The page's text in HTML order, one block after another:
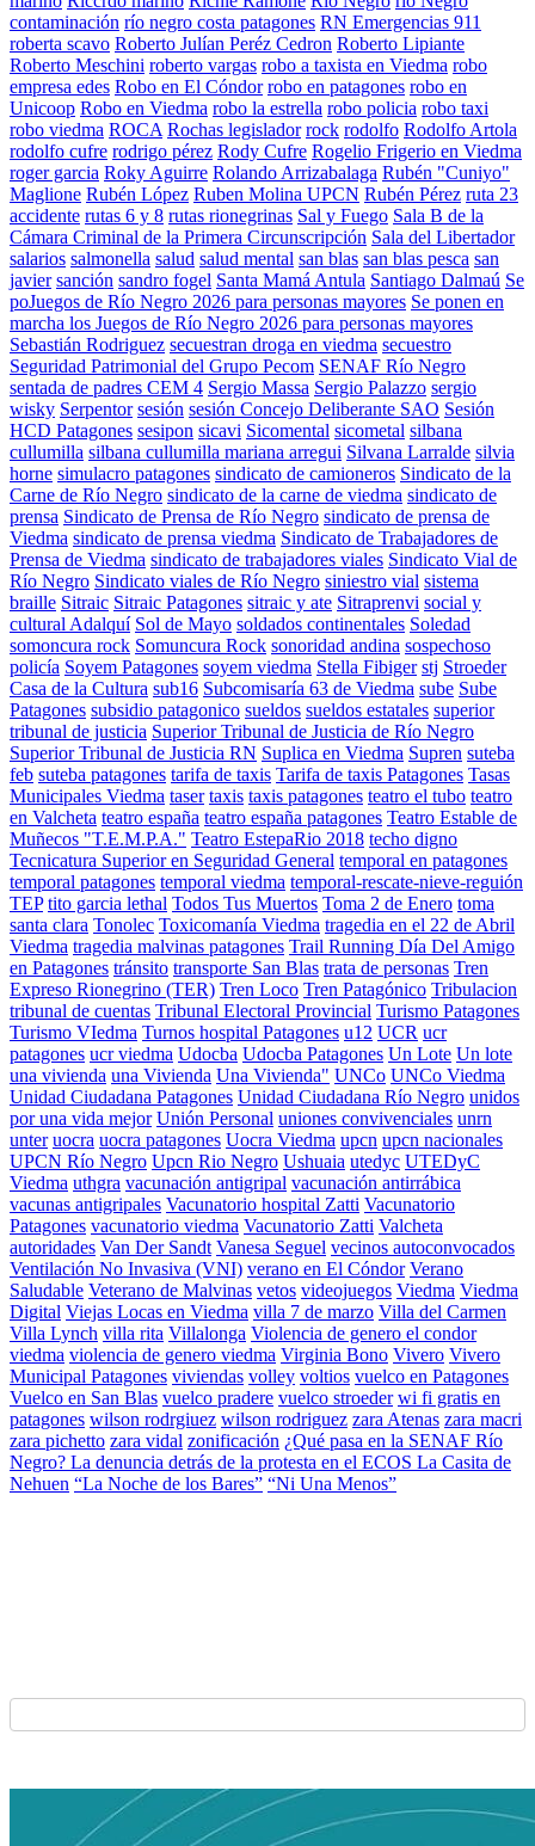
contaminación río negro costa patagones RN Emergencias 911
roberta scavo Roberto Julían Peréz Cedron Roberto Lipiante
Roberto Meschini roberto vargas robo a taxista en Viedma robo
empresa edes Robo en El Cóndor robo en patagones robo en
Unicoop Robo en Viedma robo la estrella robo policia robo taxi
robo viedma ROCA Rochas legislador rock rodolfo Rodolfo Artola
rodolfo cufre rodrigo pérez Rody Cufre Rogelio Frigerio en Viedma
roger garcia Roky Aguirre Rolando Arrizabalaga Rubén "Cuniyo"
Maglione Rubén López Ruben Molina UPCN Rubén Pérez ruta 23
accidente rutas 6 y 8 rutas rionegrinas Sal y Fuego Sala B de la
Cámara Criminal de la Primera Circunscripción Sala del Libertador
salarios salmonella salud salud mental san blas san blas pesca san
javier sanción sandro fogel Santa Mamá Antula Santiago Dalmaú Se
poJuegos de Río Negro 2026 para personas mayores Se ponen en
marcha los Juegos de Río Negro 2026 para personas mayores
Sebastián Rodriguez secuestran droga en viedma secuestro
Seguridad Patrimonial del Grupo Pecom SENAF Río Negro
sentada de padres CEM 4 Sergio Massa Sergio Palazzo sergio
wisky Serpentor sesión sesión Concejo Deliberante SAO Sesión
HCD Patagones sesipon sicavi Sicomental sicometal silbana
cullumilla silbana cullumilla mariana arregui Silvana Larralde silvia
horne simulacro patagones sindicato de camioneros Sindicato de la
Carne de Río Negro sindicato de la carne de viedma sindicato de
prensa Sindicato de Prensa de Río Negro sindicato de prensa de
Viedma sindicato de prensa viedma Sindicato de Trabajadores de
Prensa de Viedma sindicato de trabajadores viales Sindicato Vial de
Río Negro Sindicato viales de Río Negro siniestro vial sistema
braille Sitraic Sitraic Patagones sitraic y ate Sitraprenvi social y
cultural Adalquí Sol de Mayo soldados continentales Soledad
somoncura rock Somuncura Rock sonoridad andina sospechoso
policía Soyem Patagones soyem viedma Stella Fibiger stj Stroeder
Casa de la Cultura sub16 Subcomisaría 63 de Viedma sube Sube
Patagones subsidio patagonico sueldos sueldos estatales superior
tribunal de justicia Superior Tribunal de Justicia de Río Negro
Superior Tribunal de Justicia RN Suplica en Viedma Supren suteba
feb suteba patagones tarifa de taxis Tarifa de taxis Patagones Tasas
Municipales Viedma taser taxis taxis patagones teatro el tubo teatro
en Valcheta teatro españa teatro españa patagones Teatro Estable de
Muñecos "T.E.M.P.A." Teatro EstepaRio 2018 techo digno
Tecnicatura Superior en Seguridad General temporal en patagones
temporal patagones temporal viedma temporal-rescate-nieve-reguión
TEP tito garcia lethal Todos Tus Muertos Toma 2 de Enero toma
santa clara Tonolec Toxicomanía Viedma tragedia en el 22 de Abril
Viedma tragedia malvinas patagones Trail Running Día Del Amigo
en Patagones tránsito transporte San Blas trata de personas Tren
Expreso Rionegrino (TER) Tren Loco Tren Patagónico Tribulacion
tribunal de cuentas Tribunal Electoral Provincial Turismo Patagones
Turismo VIedma Turnos hospital Patagones u12 UCR ucr
patagones ucr viedma Udocba Udocba Patagones Un Lote Un lote
una vivienda una Vivienda Una Vivienda" UNCo UNCo Viedma
Unidad Ciudadana Patagones Unidad Ciudadana Río Negro unidos
por una vida mejor Unión Personal uniones convivenciales unrn
unter uocra uocra patagones Uocra Viedma upcn upcn nacionales
UPCN Río Negro Upcn Rio Negro Ushuaia utedyc UTEDyC
Viedma uthgra vacunación antigripal vacunación antirrábica
vacunas antigripales Vacunatorio hospital Zatti Vacunatorio
Patagones vacunatorio viedma Vacunatorio Zatti Valcheta
autoridades Van Der Sandt Vanesa Seguel vecinos autoconvocados
Ventilación No Invasiva (VNI) verano en El Cóndor Verano
Saludable Veterano de Malvinas vetos videojuegos Viedma Viedma
Digital Viejas Locas en Viedma villa 7 de marzo Villa del Carmen
Villa Lynch villa rita Villalonga Violencia de genero el condor
viedma violencia de genero viedma Virginia Bono Vivero Vivero
Municipal Patagones viviendas volley voltios vuelco en Patagones
Vuelco en San Blas vuelco pradere vuelco stroeder wi fi gratis en
patagones wilson rodrgiuez wilson rodriguez zara Atenas zara macri
zara pichetto zara vidal zonificación ¿Qué pasa en la SENAF Río
Negro? La denuncia detrás de la protesta en el ECOS La Casita de
Nehuen “La Noche de los Bares” “Ni Una Menos”